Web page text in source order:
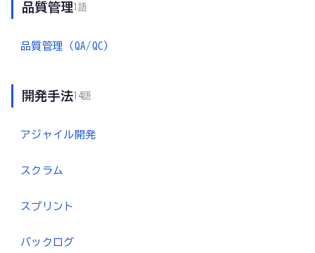
品質管理 1語
品質管理（QA/QC）
開発手法 14語
アジャイル開発
スクラム
スプリント
バックログ